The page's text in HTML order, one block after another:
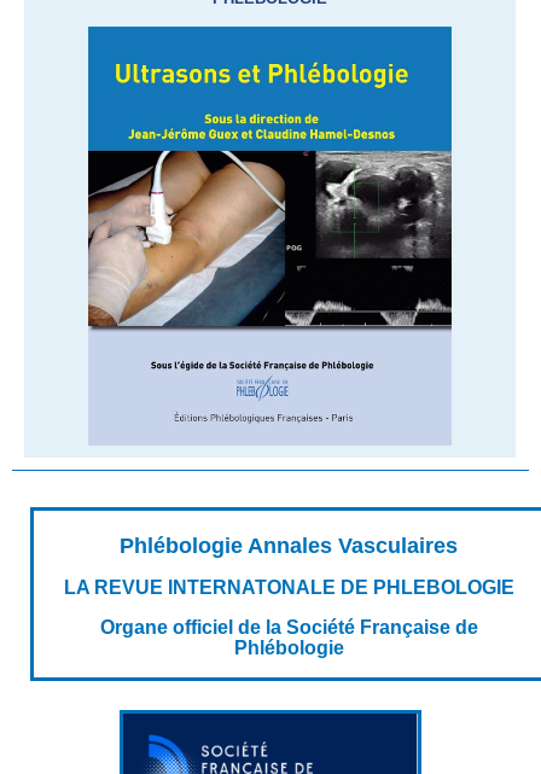
Phlébologie Annales Vasculaires
LA REVUE INTERNATONALE DE PHLEBOLOGIE
Organe officiel de la Société Française de
Phlébologie